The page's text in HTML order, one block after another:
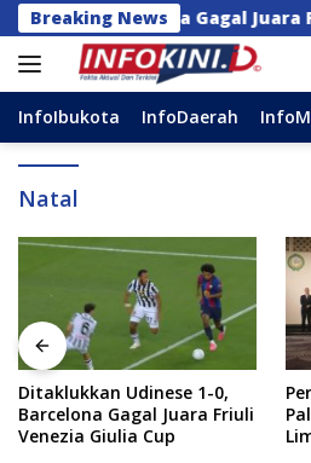
Langsung
ke
konten
Breaking News
0, Barcelona Gagal Juara Friuli
InfoIbukota InfoDaerah
Natal
Perkuat Dukungan bagi
Palestina, Indonesia Dorong
Lima Langkah Konkret
14